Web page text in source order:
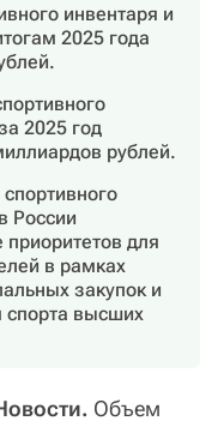
инвентаря и
2025 года
2025 год
рублей.
России
для
в рамках
закупок и
спорта высших
Объем